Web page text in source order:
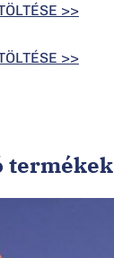
>>
>>
termékek